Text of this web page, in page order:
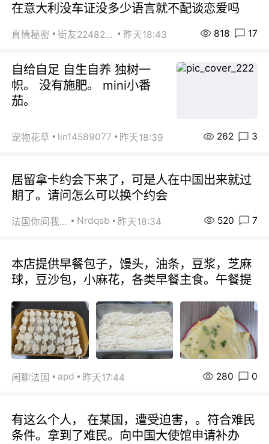
在意大利没车证没多少语言就不配谈恋爱吗
真情秘密 街友22482465 昨天18:43 818 17
自给自足 自生自养 独树一
帜。 没有施肥。 mini小番
茄。
宠物花草 lin14589077 昨天18:39 262 3
居留拿卡约会下来了，可是人在中国出来就过
期了。请问怎么可以换个约会
法国你问我答 Nrdqsb 昨天18:34 520 7
本店提供早餐包子，馒头，油条，豆浆，芝麻
球，豆沙包，小麻花，各类早餐主食。午餐提
闲聊法国 apd 昨天17:44 280 0
有这么个人， 在某国，遭受迫害，。符合难民
条件。拿到了难民。向中国大使馆申请补办